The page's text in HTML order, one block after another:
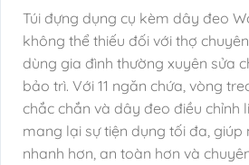
Túi đựng dụng cụ kèm dây đeo
không thể thiếu đối với thợ
dùng gia đình thường xuyên sửa
bảo trì. Với 11 ngăn chứa, vòng
chắc chắn và dây đeo điều chỉnh
mang lại sự tiện dụng tối đa,
nhanh hơn, an toàn hơn và